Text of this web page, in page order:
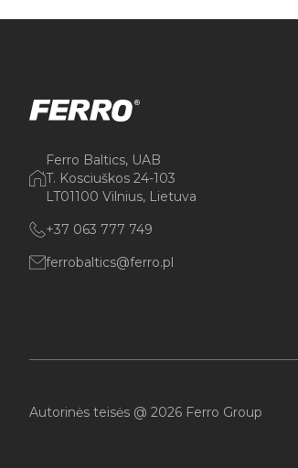
Ferro Baltics, UAB
T. Kosciuškos 24-103
LT01100 Vilnius, Lietuva
+37 063 777 749
ferrobaltics@ferro.pl
Autorinės teisės @ 2026 Ferro Group